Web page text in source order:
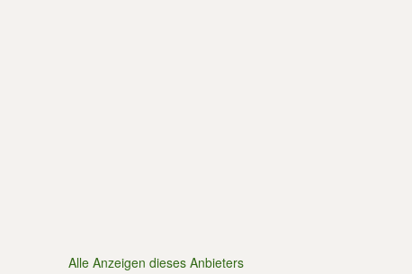
Alle Anzeigen dieses Anbieters